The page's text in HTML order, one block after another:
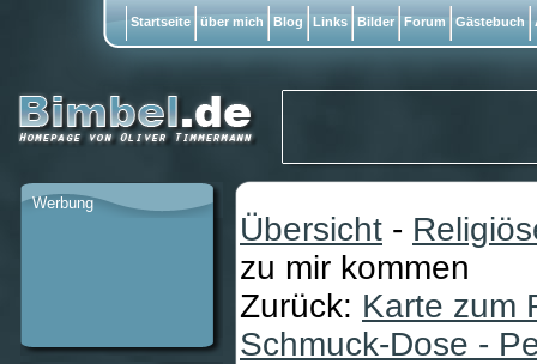
Übersicht -
zu mir kommen
Zurück: Karte zum
Schmuck-Dose -
Werbung
Startseite über mich Blog Links Bilder Forum Gästebuch